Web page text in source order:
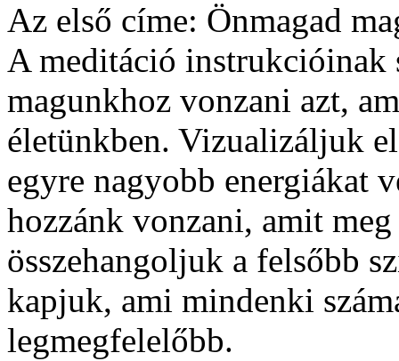
Az első címe: Önmagad
A meditáció instrukcióinak
magunkhoz vonzani azt,
életünkben. Vizualizáljuk
egyre nagyobb energiákat
hozzánk vonzani, amit
összehangoljuk a felsőbb
kapjuk, ami mindenki
legmegfelelőbb.